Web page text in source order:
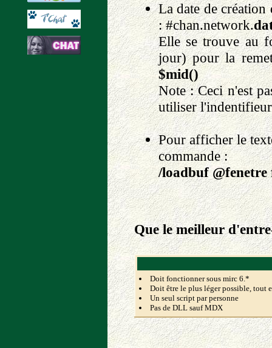
La date de
: #chan.network.
Elle se trouve au
jour) pour la
$mid()
Note : Ceci n'est
utiliser
Pour afficher le
commande :
/loadbuf @fenetre
Que le meilleur
Doit fonctionner sous mirc 6.*
Doit être le plus léger possible, tout
Un seul script par personne
Pas de DLL sauf MDX